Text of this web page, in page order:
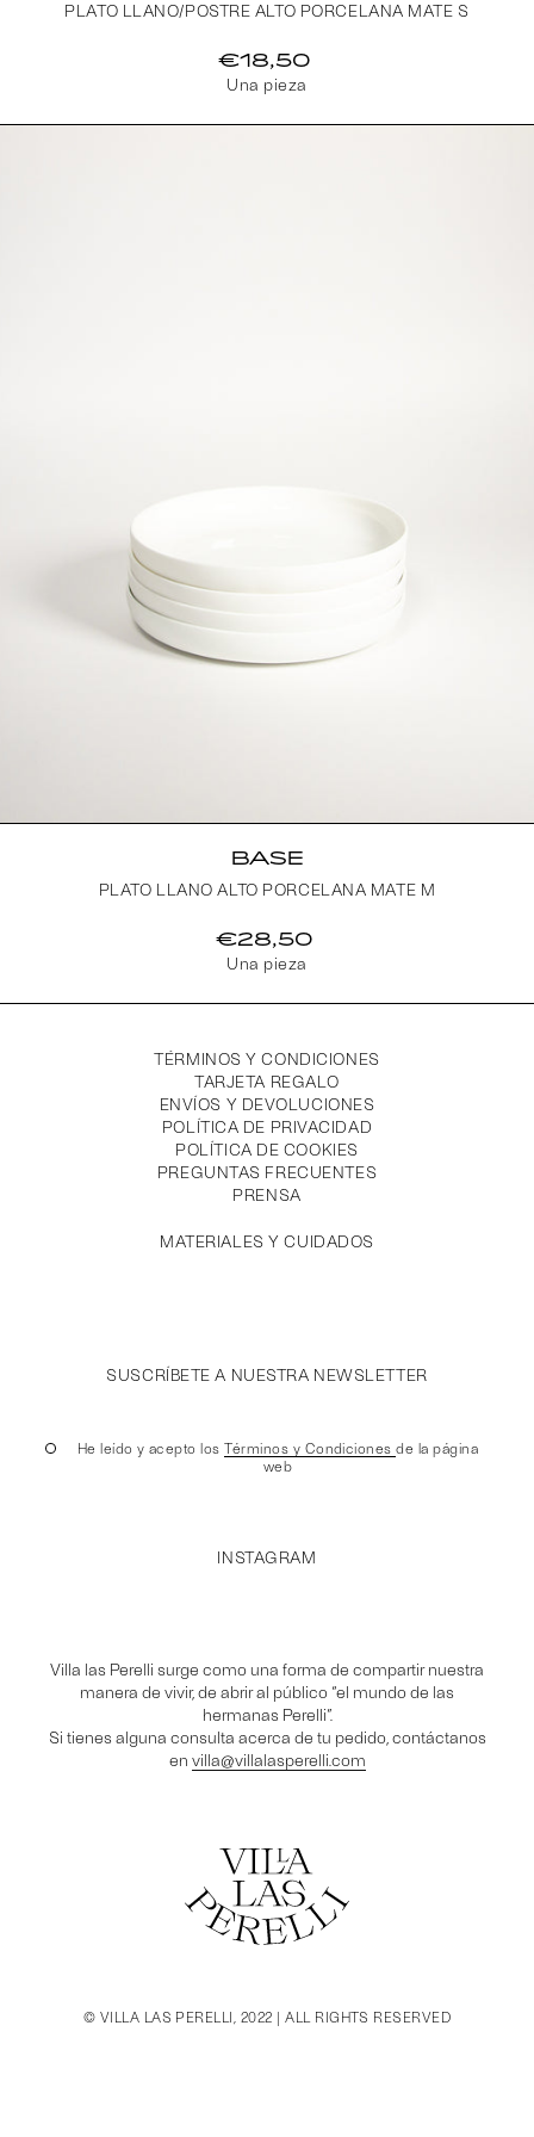
PLATO LLANO/POSTRE ALTO PORCELANA MATE S
€18,50
Una pieza
BASE
PLATO LLANO ALTO PORCELANA MATE M
€28,50
Una pieza
TÉRMINOS Y CONDICIONES
TARJETA REGALO
ENVÍOS Y DEVOLUCIONES
POLÍTICA DE PRIVACIDAD
POLÍTICA DE COOKIES
PREGUNTAS FRECUENTES
PRENSA
MATERIALES Y CUIDADOS
SUSCRÍBETE A NUESTRA NEWSLETTER
He leído y acepto losTérminos y Condicionesde la página
web
INSTAGRAM
Villa las Perelli surge como una forma de compartir nuestra
manera de vivir, de abrir al público “el mundo de las
hermanas Perelli”.
Si tienes alguna consulta acerca de tu pedido, contáctanos
en villa@villalasperelli.com
© VILLA LAS PERELLI, 2022 | ALL RIGHTS RESERVED